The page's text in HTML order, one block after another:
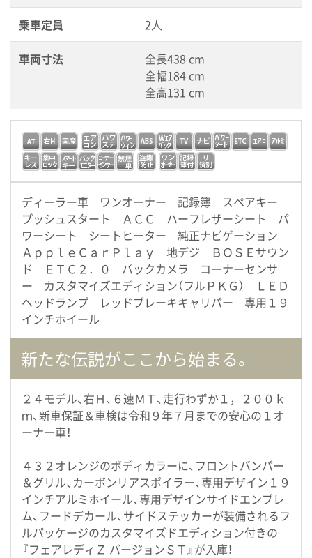
乗車定員 2人
車両寸法
全長438 cm
全幅184 cm
全高131 cm
ディーラー車 ワンオーナー 記録簿 スペアキー
プッシュスタート ＡＣＣ ハーフレザーシート パ
ワーシート シートヒーター 純正ナビゲーション
ＡｐｐｌｅＣａｒＰｌａｙ 地デジ ＢＯＳＥサウン
ド ＥＴＣ２．０ バックカメラ コーナーセンサ
ー カスタマイズエディション（フルＰＫＧ） ＬＥＤ
ヘッドランプ レッドブレーキキャリパー 専用１９
インチホイール
新たな伝説がここから始まる。
２４モデル、右Ｈ、６速ＭＴ、走行わずか１，２００ｋ
ｍ、新車保証＆車検は令和９年７月までの安心の１オ
ーナー車！
４３２オレンジのボディカラーに、フロントバンパー
＆グリル、カーボンリアスポイラー、専用デザイン１９
インチアルミホイール、専用デザインサイドエンブレ
ム、フードデカール、サイドステッカーが装備されるフ
ルパッケージのカスタマイズドエディション付きの
『フェアレディＺ バージョンＳＴ』が入庫！